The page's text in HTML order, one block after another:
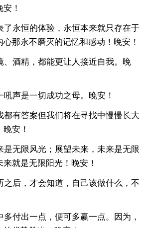
！
了永恒的体验，永恒本来就只存在于
那永不磨灭的记忆和感动！晚安！
、酒精，都能更让人接近自我。晚
声是一切成功之母。晚安！
都有答案但我们将在寻找中慢慢长大
安！
是无限风光；展望未来，未来是无限
就是无限阳光！晚安！
之后，才会知道，自己该做什么，不
付出一点，便可多赢一点。因为，